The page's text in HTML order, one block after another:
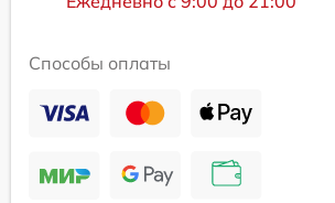
Способы оплаты